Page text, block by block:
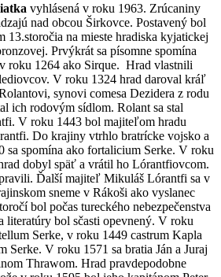
vyhlásená v roku 1963. Zrúcaniny
nad obcou Širkovce. Postavený bol
13.storočia na mieste hradiska kyjatickej
Prvýkrát sa písomne spomína
roku 1264 ako Sirque. Hrad vlastnili
V roku 1324 hrad daroval kráľ
synovi comesa Dezidera z rodu
ich rodovým sídlom. Rolant sa stal
V roku 1443 bol majiteľom hradu
Do krajiny vtrhlo bratrícke vojsko a
sa spomína ako fortalicium Serke. V roku
dobyl späť a vrátil ho Lórantfiovcom.
Ďalší majiteľ Mikuláš Lórantfi sa v
sneme v Rákoši ako vyslanec
bol počas tureckého nebezpečenstva
literatúry bol sčasti opevnený. V roku
Serke, v roku 1449 castrum Kapla
Serke. V roku 1571 sa bratia Ján a Juraj
Thrawom. Hrad pravdepodobne